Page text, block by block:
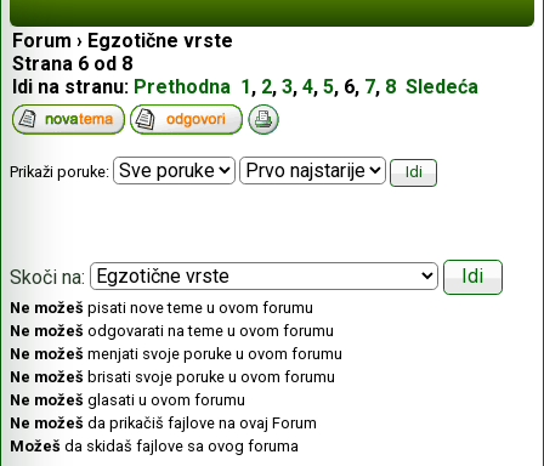
Forum › Egzotične vrste
Strana 6 od 8
Idi na stranu: Prethodna 1 , 2, 3, 4, 5, 6, 7, 8 Sledeća
Prikaži poruke:
Skoči na:
Ne možeš pisati nove teme u ovom forumu
Ne možeš odgovarati na teme u ovom forumu
Ne možeš menjati svoje poruke u ovom forumu
Ne možeš brisati svoje poruke u ovom forumu
Ne možeš glasati u ovom forumu
Ne možeš da prikačiš fajlove na ovaj Forum
Možeš da skidaš fajlove sa ovog foruma